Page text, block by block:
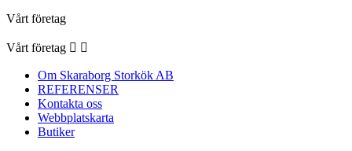
Vårt företag
Vårt företag  
Om Skaraborg Storkök AB
REFERENSER
Kontakta oss
Webbplatskarta
Butiker